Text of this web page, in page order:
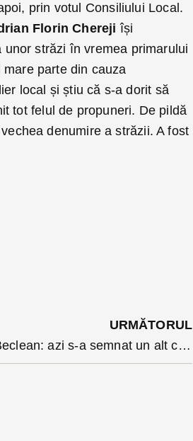
prin votul Consiliului Local.
Florin Chereji își
străzi în vremea primarului
parte din cauza
local și știu că s-a dorit să
tot felul de propuneri. De pildă
denumire a străzii. A fost
URMĂTORUL
Investiții succesive la Beclean: azi s-a semnat un alt contract de 7 milioane de euro din fonduri PNDL